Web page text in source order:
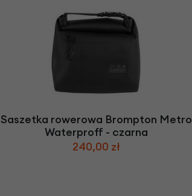
Saszetka rowerowa Brompton Metro
Waterproff - czarna
240,00 zł